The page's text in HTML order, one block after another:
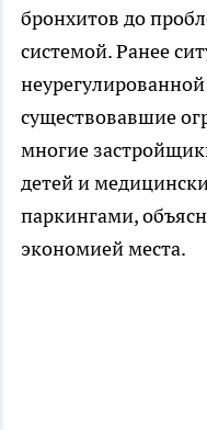
бронхитов до
системой. Ранее
существовавшие
многие
детей и
паркингами,
экономией места.